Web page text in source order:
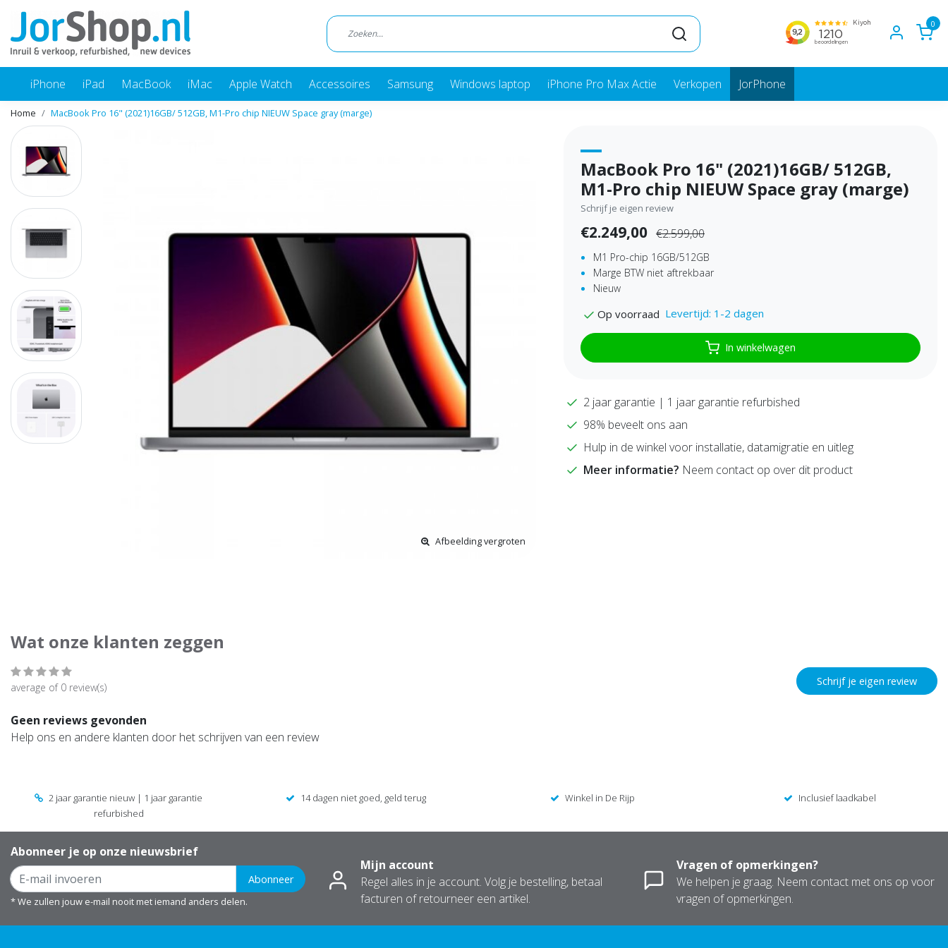
0
iPhone iPad MacBook iMac Apple Watch Accessoires Samsung Windows laptop iPhone Pro Max Actie Verkopen JorPhone
Home MacBook Pro 16" (2021)16GB/ 512GB, M1-Pro chip NIEUW Space gray (marge)
Afbeelding vergroten
MacBook Pro 16" (2021)16GB/ 512GB,
M1-Pro chip NIEUW Space gray (marge)
Schrijf je eigen review
€2.249,00 €2.599,00
M1 Pro-chip 16GB/512GB
Marge BTW niet aftrekbaar
Nieuw
Op voorraad Levertijd: 1-2 dagen
In winkelwagen
2 jaar garantie | 1 jaar garantie refurbished
98% beveelt ons aan
Hulp in de winkel voor installatie, datamigratie en uitleg
Meer informatie? Neem contact op over dit product
Wat onze klanten zeggen
average of 0 review(s) Schrijf je eigen review
Geen reviews gevonden
Help ons en andere klanten door het schrijven van een review
2 jaar garantie nieuw | 1 jaar garantie
refurbished
14 dagen niet goed, geld terug Winkel in De Rijp Inclusief laadkabel
Abonneer je op onze nieuwsbrief
Abonneer
* We zullen jouw e-mail nooit met iemand anders delen.
Mijn account
Regel alles in je account. Volg je bestelling, betaal
facturen of retourneer een artikel.
Vragen of opmerkingen?
We helpen je graag. Neem contact met ons op voor
vragen of opmerkingen.